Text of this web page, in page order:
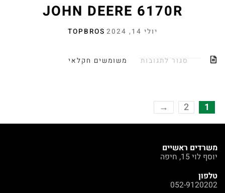
JOHN DEERE 6170R
יולי 14, 2024 TOPBROS
סגור לתגובות משומשים חקלאי
1
2
→
משרדים ראשיים
יוסף לוי 15, חיפה
טלפון
052-9120202